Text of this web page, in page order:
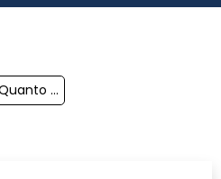
Quanto Custa Um Elevador Residencial 3 Andares